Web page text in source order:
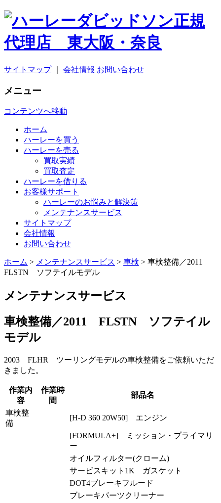
サイトマップ｜ 会社情報 お問い合わせ
メニュー
コンテンツへ移動
ホーム
ハーレーを買う
ハーレーを売る
買取実績
買取査定
ハーレーを借りる
お客様サポート
ハーレーのお悩みと解決策
メンテナンスサービス
サイトマップ
会社情報
お問い合わせ
ホーム > メンテナンスサービス > 車検 > 車検整備／2011
FLSTN ソフテイルモデル
メンテナンスサービス
車検整備／2011 FLSTN ソフテイル
モデル
2003 FLHR ツーリングモデルの車検整備をご依頼いただ
きました。
作業内
容
作業時
間
部品名
車検整
備
[H-D 360 20W50] エンジン
[FORMULA+] ミッション・プライマリ
ー
オイルフィルター(クローム)
サービスキット1K ガスケット
DOT4ブレーキフルード
ブレーキパーツクリーナー